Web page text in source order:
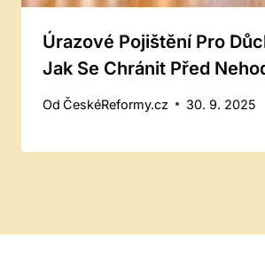
Úrazové Pojištění Pro
Jak Se Chránit Před
Od ČeskéReformy.cz 30. 9. 2025